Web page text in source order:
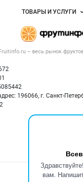
вам.
– весь рынок
196066, г. Санкт-
Размещение рекламы
Публичная оферта
Контактная
обработки
Объявления
Новости рынка
ТОВАРЫ И УСЛУГИ
Готовая продукция
Овощи
Фрукты
Добавить
авторское